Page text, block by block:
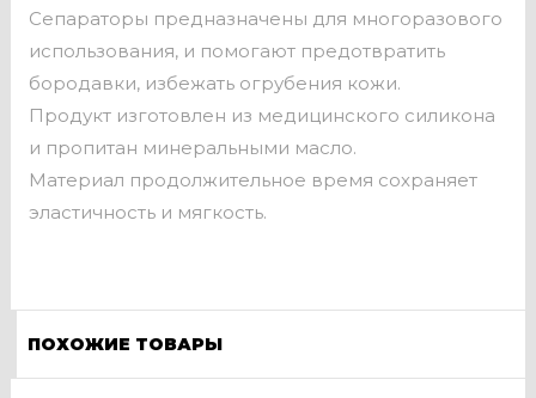
Сепараторы предназначены для многоразового
использования, и помогают предотвратить
бородавки, избежать огрубения кожи.
Продукт изготовлен из медицинского силикона
и пропитан минеральными масло.
Материал продолжительное время сохраняет
эластичность и мягкость.
ПОХОЖИЕ ТОВАРЫ